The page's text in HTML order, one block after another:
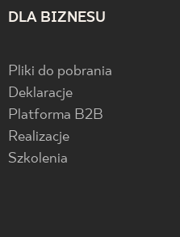
DLA BIZNESU
Pliki do pobrania
Deklaracje
Platforma B2B
Realizacje
Szkolenia